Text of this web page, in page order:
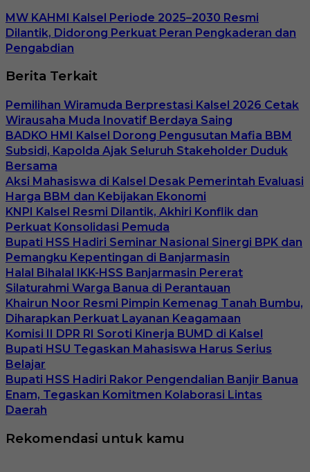
MW KAHMI Kalsel Periode 2025–2030 Resmi
Dilantik, Didorong Perkuat Peran Pengkaderan dan
Pengabdian
Berita Terkait
Pemilihan Wiramuda Berprestasi Kalsel 2026 Cetak
Wirausaha Muda Inovatif Berdaya Saing
BADKO HMI Kalsel Dorong Pengusutan Mafia BBM
Subsidi, Kapolda Ajak Seluruh Stakeholder Duduk
Bersama
Aksi Mahasiswa di Kalsel Desak Pemerintah Evaluasi
Harga BBM dan Kebijakan Ekonomi
KNPI Kalsel Resmi Dilantik, Akhiri Konflik dan
Perkuat Konsolidasi Pemuda
Bupati HSS Hadiri Seminar Nasional Sinergi BPK dan
Pemangku Kepentingan di Banjarmasin
Halal Bihalal IKK-HSS Banjarmasin Pererat
Silaturahmi Warga Banua di Perantauan
Khairun Noor Resmi Pimpin Kemenag Tanah Bumbu,
Diharapkan Perkuat Layanan Keagamaan
Komisi II DPR RI Soroti Kinerja BUMD di Kalsel
Bupati HSU Tegaskan Mahasiswa Harus Serius
Belajar
Bupati HSS Hadiri Rakor Pengendalian Banjir Banua
Enam, Tegaskan Komitmen Kolaborasi Lintas
Daerah
Rekomendasi untuk kamu